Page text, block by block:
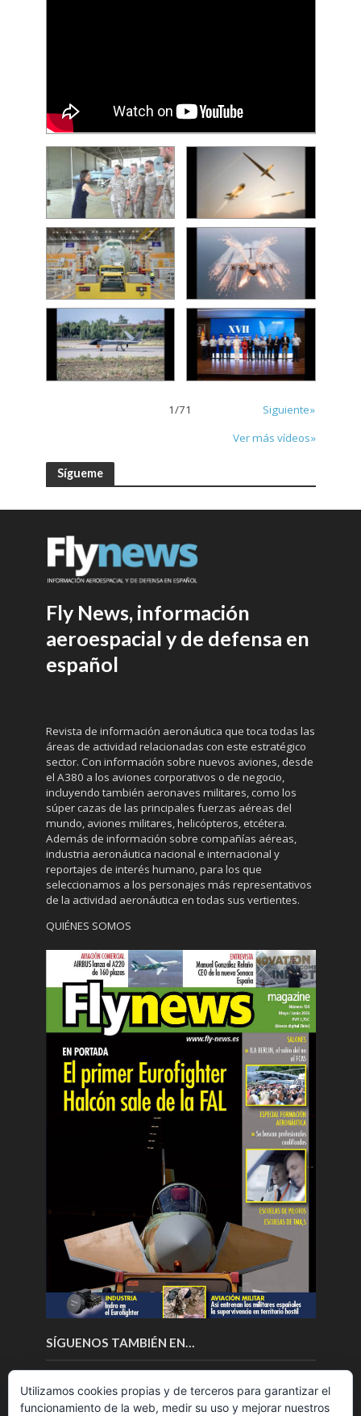
1/71
Siguiente»
Ver más vídeos»
Sígueme
Fly News, información
aeroespacial y de defensa en
español
Revista de información aeronáutica que toca todas las
áreas de actividad relacionadas con este estratégico
sector. Con información sobre nuevos aviones, desde
el A380 a los aviones corporativos o de negocio,
incluyendo también aeronaves militares, como los
súper cazas de las principales fuerzas aéreas del
mundo, aviones militares, helicópteros, etcétera.
Además de información sobre compañías aéreas,
industria aeronáutica nacional e internacional y
reportajes de interés humano, para los que
seleccionamos a los personajes más representativos
de la actividad aeronáutica en todas sus vertientes.
QUIÉNES SOMOS
SÍGUENOS TAMBIÉN EN…
Utilizamos cookies propias y de terceros para garantizar el
funcionamiento de la web, medir su uso y mejorar nuestros